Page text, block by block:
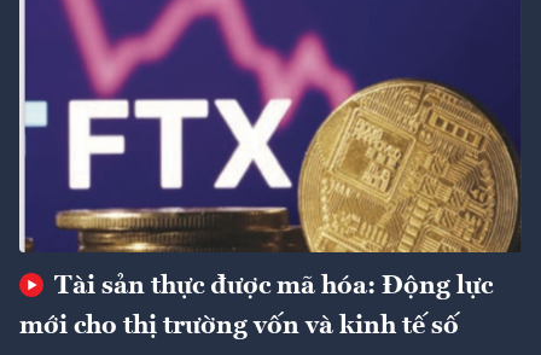
Tài sản thực được mã hóa: Động lực
mới cho thị trường vốn và kinh tế số